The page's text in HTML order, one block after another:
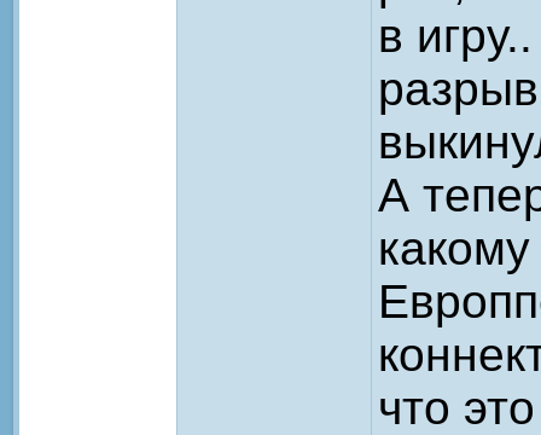
в
А
что